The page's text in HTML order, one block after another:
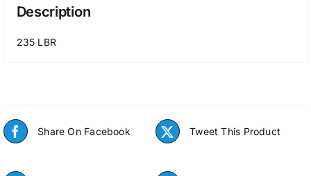
Description
235 LBR
Share On Facebook Tweet This Product